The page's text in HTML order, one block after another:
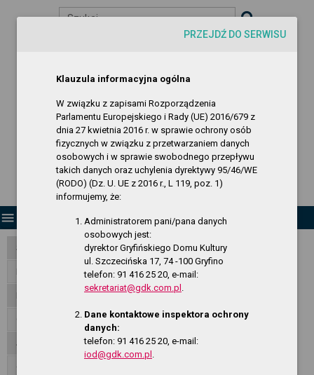
Szukaj
Biuletyn Informacji Publicznej
Gryfiński Dom Kultury
menu
Strona Główna
RODO - klauzula informacyjna
Organizacja działania
Jednostki organizacyjne
PRZEJDŹ DO SERWISU
Klauzula informacyjna ogólna
W związku z zapisami Rozporządzenia
Parlamentu Europejskiego i Rady (UE) 2016/679 z
dnia 27 kwietnia 2016 r. w sprawie ochrony osób
fizycznych w związku z przetwarzaniem danych
osobowych i w sprawie swobodnego przepływu
takich danych oraz uchylenia dyrektywy 95/46/WE
(RODO) (Dz. U. UE z 2016 r., L 119, poz. 1)
informujemy, że:
Administratorem pani/pana danych
osobowych jest:
dyrektor Gryfińskiego Domu Kultury
ul. Szczecińska 17, 74 -100 Gryfino
telefon: 91 416 25 20, e-mail:
sekretariat@gdk.com.pl .
Dane kontaktowe inspektora ochrony
danych:
telefon: 91 416 25 20, e-mail:
iod@gdk.com.pl .